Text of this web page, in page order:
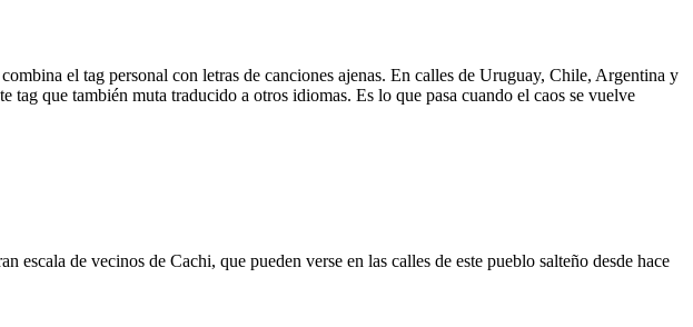
el tag personal con letras de canciones ajenas. En calles de Uruguay, Chile, Argentina y
tag que también muta traducido a otros idiomas. Es lo que pasa cuando el caos se vuelve
de vecinos de Cachi, que pueden verse en las calles de este pueblo salteño desde hace